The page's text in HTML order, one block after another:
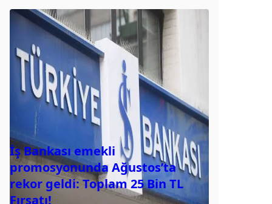
İş Bankası emekli
promosyonunda Ağustos’ta
rekor geldi: Toplam 25 Bin TL
Fırsatı!